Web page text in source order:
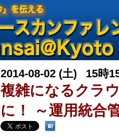
2014-08-02 (土) 15時
複雑になるクラ
に！ ～運用統合